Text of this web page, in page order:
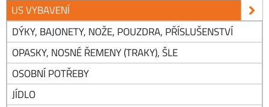
US VYBAVENÍ
DÝKY, BAJONETY, NOŽE, POUZDRA, PŘÍSLUŠENSTVÍ
OPASKY, NOSNÉ ŘEMENY (TRAKY), ŠLE
OSOBNÍ POTŘEBY
JÍDLO